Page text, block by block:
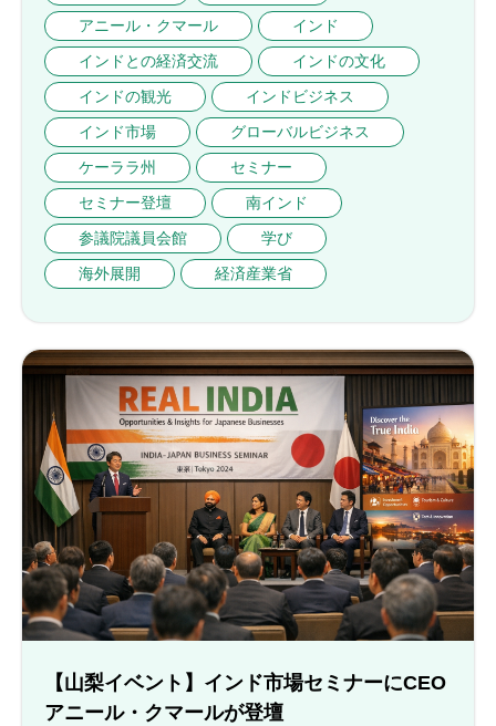
アニール・クマール
インド
インドとの経済交流
インドの文化
インドの観光
インドビジネス
インド市場
グローバルビジネス
ケーララ州
セミナー
セミナー登壇
南インド
参議院議員会館
学び
海外展開
経済産業省
【山梨イベント】インド市場セミナーにCEO
アニール・クマールが登壇